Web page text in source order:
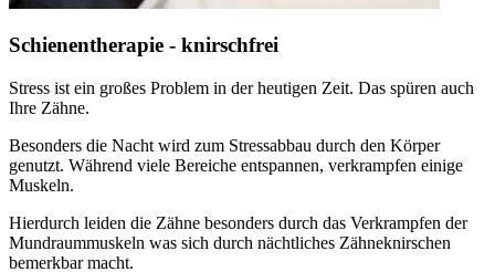
Schienentherapie - knirschfrei
Stress ist ein großes Problem in der heutigen Zeit. Das spüren auch
Ihre Zähne.
Besonders die Nacht wird zum Stressabbau durch den Körper
genutzt. Während viele Bereiche entspannen, verkrampfen einige
Muskeln.
Hierdurch leiden die Zähne besonders durch das Verkrampfen der
Mundraummuskeln was sich durch nächtliches Zähneknirschen
bemerkbar macht.